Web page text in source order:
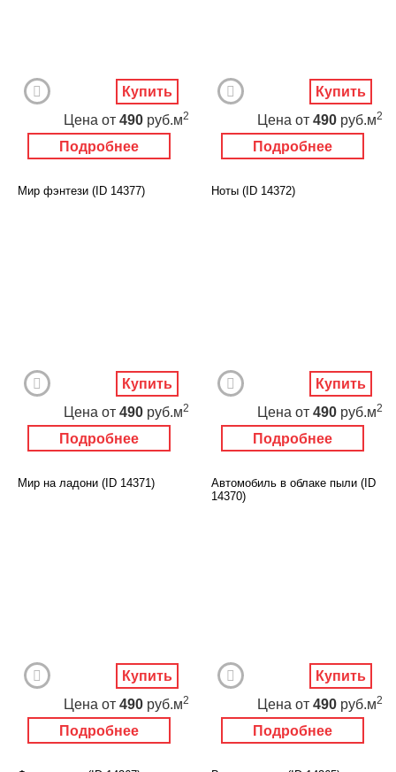
Подробнее
Цена от 490 руб.м2
Купить
Подробнее
Цена от 490 руб.м2
Купить
Мир фэнтези (ID 14377)
Подробнее
Цена от 490 руб.м2
Купить
Ноты (ID 14372)
Подробнее
Цена от 490 руб.м2
Купить
Мир на ладони (ID 14371)
Подробнее
Цена от 490 руб.м2
Купить
Автомобиль в облаке пыли (ID
14370)
Подробнее
Цена от 490 руб.м2
Купить